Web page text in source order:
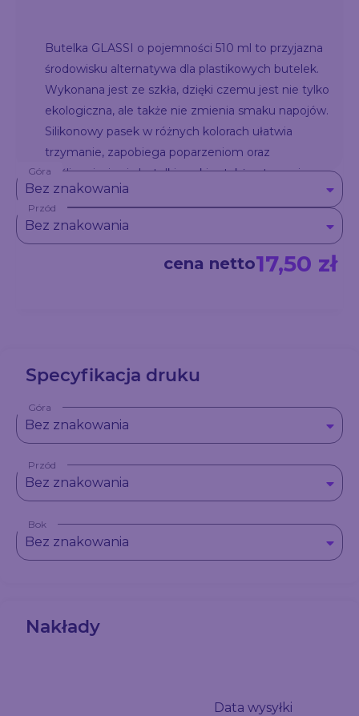
Butelka GLASSI o pojemności 510 ml to przyjazna
środowisku alternatywa dla plastikowych butelek.
Wykonana jest ze szkła, dzięki czemu jest nie tylko
ekologiczna, ale także nie zmienia smaku napojów.
Silikonowy pasek w różnych kolorach ułatwia
trzymanie, zapobiega poparzeniom oraz
wyślizgnięciu się butelki z ręki, a także stanowi
element wyróżniający butelkę od innych. Butelka
odpowiednia do napojów o maksymalnej
Góra
Bez znakowania
Przód
Bez znakowania
cena netto17,50 zł
Specyfikacja druku
Góra
Bez znakowania
Przód
Bez znakowania
Bok
Bez znakowania
Nakłady
Data wysyłki